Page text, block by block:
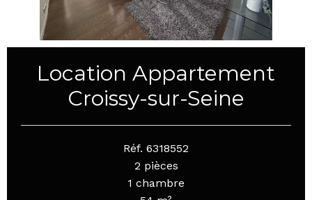
Location Appartement
Croissy-sur-Seine
Réf. 6318552
2 pièces
1 chambre